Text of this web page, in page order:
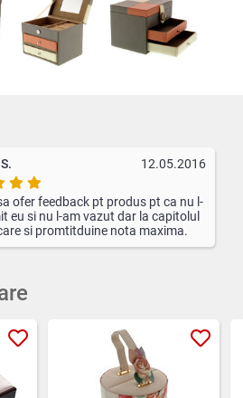
12.05.2016
ofer feedback pt produs pt ca nu l-
eu si nu l-am vazut dar la capitolul
si promtitduine nota maxima.